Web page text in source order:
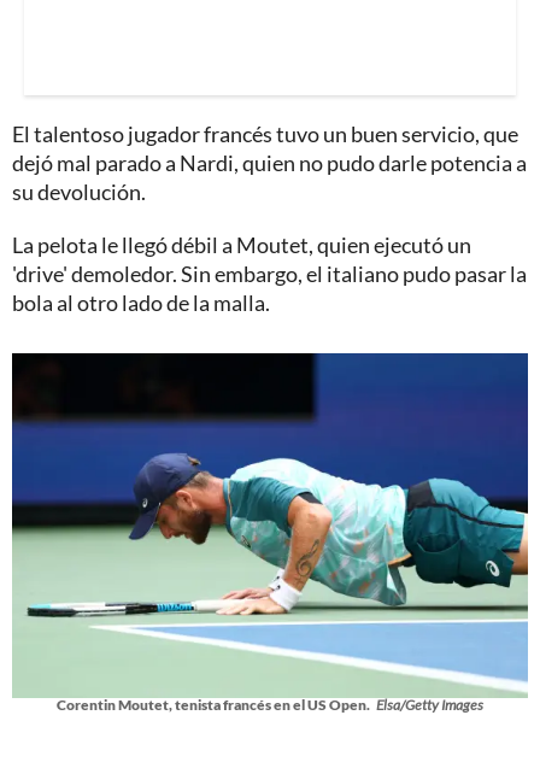
El talentoso jugador francés tuvo un buen servicio, que
dejó mal parado a Nardi, quien no pudo darle potencia a
su devolución.
La pelota le llegó débil a Moutet, quien ejecutó un
'drive' demoledor. Sin embargo, el italiano pudo pasar la
bola al otro lado de la malla.
Corentin Moutet, tenista francés en el US Open. Elsa/Getty Images